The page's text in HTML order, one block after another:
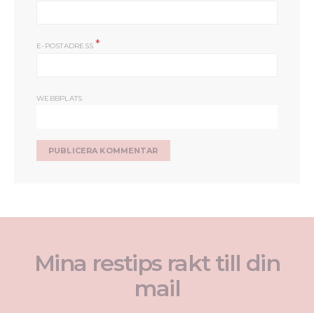
E-POSTADRESS*
WEBBPLATS
Mina restips rakt till din
mail